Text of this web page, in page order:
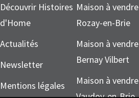
Découvrir Histoires
d'Home
Actualités
Newsletter
Mentions légales
Maison à vendre
Rozay-en-Brie
Maison à vendre
Bernay Vilbert
Maison à vendre